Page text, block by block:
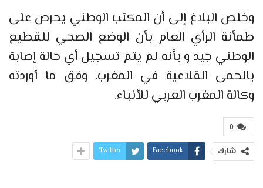
وخلص البلاغ إلى أن المكتب الوطني يحرص على
طمأنة الرأي العام بأن الوضع الصحي للقطيع
الوطني جيد و بأنه لم يتم تسجيل أي حالة إصابة
بالحمى القلاعية في المغرب. وفق ما أوردته
وكالة المغرب العربي للأنباء.
0
شارك Facebook
Twitter